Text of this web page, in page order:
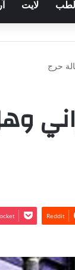
لايت
حرج